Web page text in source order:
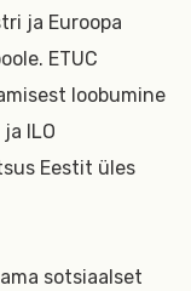
ja Euroopa
ETUC
loobumine
ILO
Eestit üles
sotsiaalset